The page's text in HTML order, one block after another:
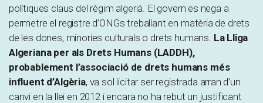
polítiques claus del règim algerià. El govern es nega a
permetre el registre d’ONGs treballant en matèria de drets
de les dones, minories culturals o drets humans. La Lliga
Algeriana per als Drets Humans (LADDH),
probablement l’associació de drets humans més
influent d’Algèria, va sol·licitar ser registrada arran d’un
canvi en la llei en 2012 i encara no ha rebut un justificant